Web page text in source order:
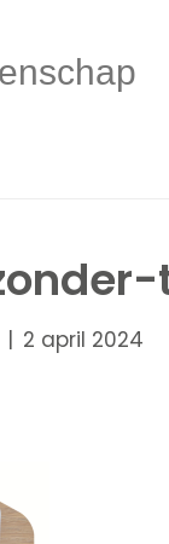
| 2 april 2024